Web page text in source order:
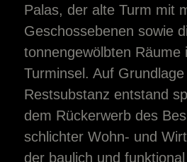
Palas, der alte Turm mit
Geschossebenen sowie
tonnengewölbten Räume
Turminsel. Auf
Restsubstanz entstand
dem Rückerwerb des
schlichter Wohn- und
der baulich und